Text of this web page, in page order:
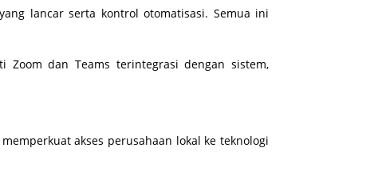
lancar serta kontrol otomatisasi. Semua ini
dan Teams terintegrasi dengan sistem,
akses perusahaan lokal ke teknologi